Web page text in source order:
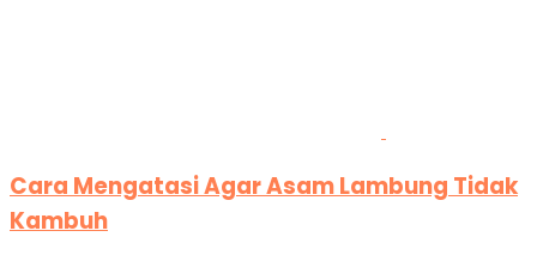
Cara Mengatasi Agar Asam Lambung Tidak
Kambuh